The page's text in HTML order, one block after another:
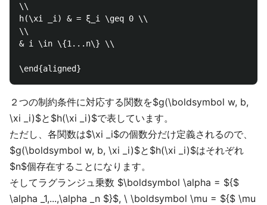
\\
h(\xi _i) & = ξ_i \geq 0 \\
\\
& i \in \{1...n\} \\
２つの制約条件に対応する関数を$g(\boldsymbol w, b,
\xi _i)$と$h(\xi _i)$で表しています。
ただし、各関数は$\xi _i$の個数分だけ定義されるので、
$g(\boldsymbol w, b, \xi _i)$と$h(\xi _i)$はそれぞれ
$n$個存在することになります。
そしてラグランジュ乗数 $\boldsymbol \alpha = ${$
\alpha _1,...,\alpha _n $}$, \ \boldsymbol \mu = ${$ \mu